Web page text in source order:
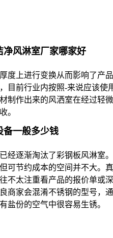
净风淋室厂家哪家好
度上进行变换从而影响了产
目前行业内按照-来说应该使
制作出来的风洒室在经过轻
。
备一般多少钱
经逐渐淘汰了彩钢板风淋室
可节约成本的空间并不大。
不太注重看产品的报价单或
商家会混淆不锈钢的型号，
盐份的空气中很容易生锈。